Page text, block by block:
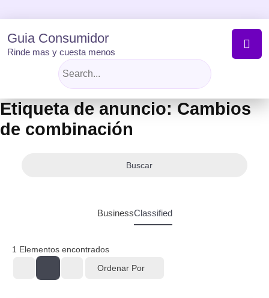
to
content
Guia Consumidor
Rinde mas y cuesta menos
Etiqueta de anuncio:Cambios
de combinación
Buscar
BusinessClassified
1 Elementos encontrados
Ordenar Por